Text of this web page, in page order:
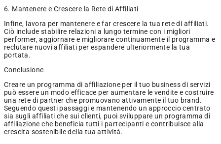
6. Mantenere e Crescere la Rete di Affiliati
Infine, lavora per mantenere e far crescere la tua rete di affiliati.
Ciò include stabilire relazioni a lungo termine con i migliori
performer, aggiornare e migliorare continuamente il programma e
reclutare nuovi affiliati per espandere ulteriormente la tua
portata.
Conclusione
Creare un programma di affiliazione per il tuo business di servizi
può essere un modo efficace per aumentare le vendite e costruire
una rete di partner che promuovano attivamente il tuo brand.
Seguendo questi passaggi e mantenendo un approccio centrato
sia sugli affiliati che sui clienti, puoi sviluppare un programma di
affiliazione che beneficia tutti i partecipanti e contribuisce alla
crescita sostenibile della tua attività.